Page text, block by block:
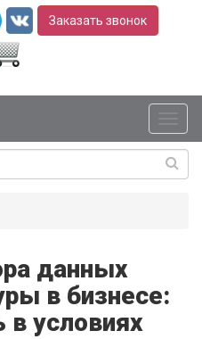
Заказать звонок
данных
в бизнесе:
условиях